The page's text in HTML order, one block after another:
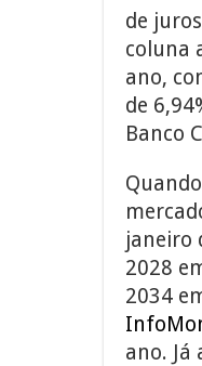
de
coluna
ano,
de
Banco
janeiro
2028
2034
ano. Já